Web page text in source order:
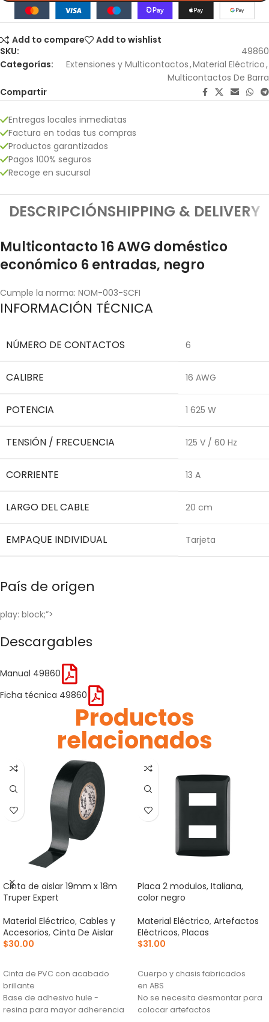
Add to compare
Add to wishlist
SKU:
49860
Categorías:
Extensiones y Multicontactos,Material Eléctrico,
Multicontactos De Barra
Compartir
Entregas locales inmediatas
Factura en todas tus compras
Productos garantizados
Pagos 100% seguros
Recoge en sucursal
DESCRIPCIÓNSHIPPING & DELIVERY
Multicontacto 16 AWG doméstico
económico 6 entradas, negro
Cumple la norma: NOM-003-SCFI
INFORMACIÓN TÉCNICA
NÚMERO DE CONTACTOS 6
CALIBRE 16 AWG
POTENCIA 1 625 W
TENSIÓN / FRECUENCIA 125 V / 60 Hz
CORRIENTE 13 A
LARGO DEL CABLE 20 cm
EMPAQUE INDIVIDUAL Tarjeta
País de origen
play: block;”>
Descargables
Manual 49860
Ficha técnica 49860
Productos
relacionados
Cinta de aislar 19mm x 18m
Truper Expert
Material Eléctrico, Cables y
Accesorios, Cinta De Aislar
$30.00
Cinta de PVC con acabado
brillante
Base de adhesivo hule -
resina para mayor adherencia
Placa 2 modulos, Italiana,
color negro
Material Eléctrico, Artefactos
Eléctricos, Placas
$31.00
Cuerpo y chasis fabricados
en ABS
No se necesita desmontar para
colocar artefactos